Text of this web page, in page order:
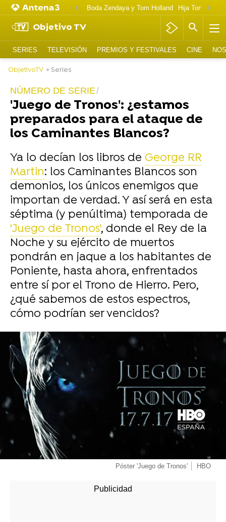
Boda Zendaya y Tom Holland Hija Tom
Objetivo TV
SERIES TELEVISIÓN PREMIOS Y FESTIVALES CINE
ObjetivoTV » Series
NÚMERO DE SERIE
'Juego de Tronos': ¿estamos
preparados para el ataque de
los Caminantes Blancos?
Ya lo decían los libros de George RR
Martin: los Caminantes Blancos son
demonios, los únicos enemigos que
importan de verdad. Y así será en esta
séptima (y penúltima) temporada de
'Juego de Tronos', donde el Rey de la
Noche y su ejército de muertos
pondrán en jaque a los habitantes de
Poniente, hasta ahora, enfrentados
entre sí por el Trono de Hierro. Pero,
¿qué sabemos de estos espectros,
cómo podrían ser vencidos?
-
Póster 'Juego de Tronos' HBO